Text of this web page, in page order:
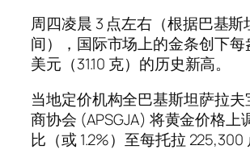
周四凌晨 3 点左右（根据巴基斯
间），国际市场上的金条创下每
美元（31.10 克）的历史新高。
当地定价机构全巴基斯坦萨拉夫
商协会 (APSGJA) 将黄金价格上
比（或 1.2%）至每托拉 225,300